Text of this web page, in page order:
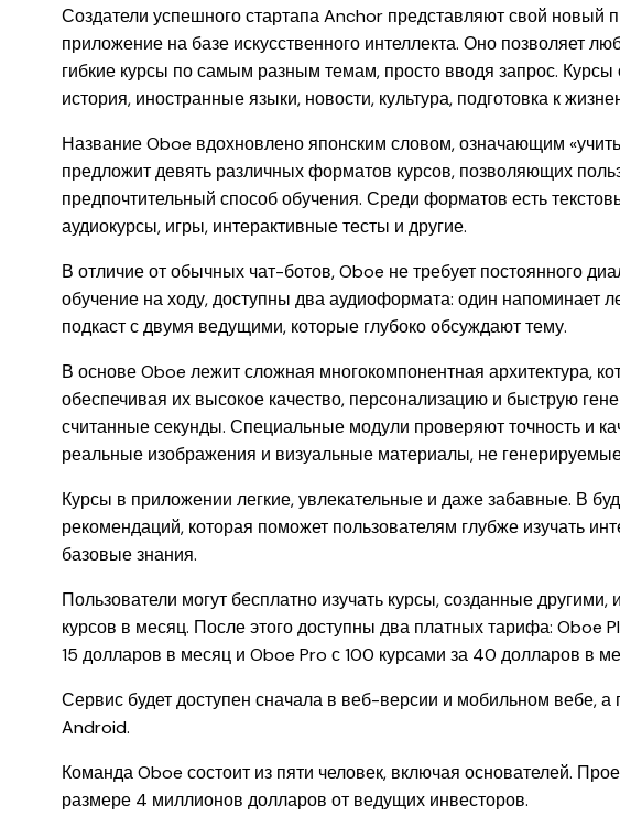
Создатели успешного стартапа Anchor представляют свой новый
приложение на базе искусственного интеллекта. Оно позволяет
гибкие курсы по самым разным темам, просто вводя запрос. Курсы
история, иностранные языки, новости, культура, подготовка к
Название Oboe вдохновлено японским словом, означающим
предложит девять различных форматов курсов, позволяющих
предпочтительный способ обучения. Среди форматов есть
аудиокурсы, игры, интерактивные тесты и другие.
В отличие от обычных чат-ботов, Oboe не требует постоянного
обучение на ходу, доступны два аудиоформата: один напоминает
подкаст с двумя ведущими, которые глубоко обсуждают тему.
В основе Oboe лежит сложная многокомпонентная архитектура,
обеспечивая их высокое качество, персонализацию и быструю
считанные секунды. Специальные модули проверяют точность и
реальные изображения и визуальные материалы, не
Курсы в приложении легкие, увлекательные и даже забавные. В
рекомендаций, которая поможет пользователям глубже изучать
базовые знания.
Пользователи могут бесплатно изучать курсы, созданные другими,
курсов в месяц. После этого доступны два платных тарифа: Oboe
15 долларов в месяц и Oboe Pro с 100 курсами за 40 долларов в
Сервис будет доступен сначала в веб-версии и мобильном вебе,
Android.
Команда Oboe состоит из пяти человек, включая основателей.
размере 4 миллионов долларов от ведущих инвесторов.